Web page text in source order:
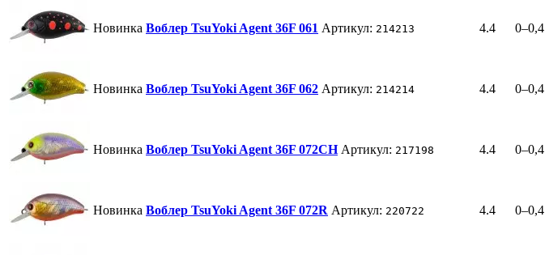
Новинка Воблер TsuYoki Agent 36F 061 Артикул: 214213 4.4 0–0,4
Новинка Воблер TsuYoki Agent 36F 062 Артикул: 214214 4.4 0–0,4
Новинка Воблер TsuYoki Agent 36F 072CH Артикул: 217198 4.4 0–0,4
Новинка Воблер TsuYoki Agent 36F 072R Артикул: 220722 4.4 0–0,4